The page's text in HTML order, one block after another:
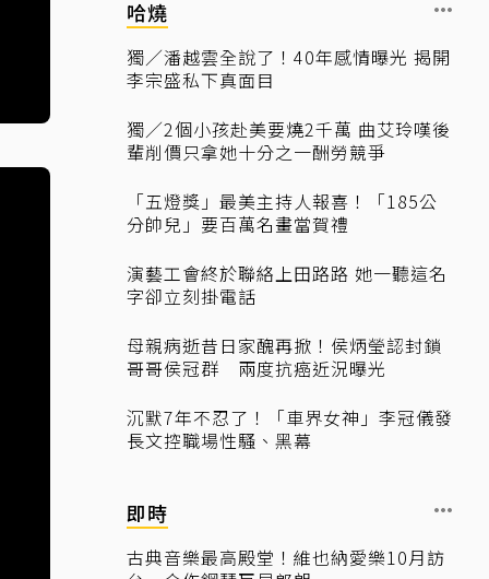
哈燒
獨／潘越雲全說了！40年感情曝光 揭開
李宗盛私下真面目
獨／2個小孩赴美要燒2千萬 曲艾玲嘆後
輩削價只拿她十分之一酬勞競爭
「五燈獎」最美主持人報喜！「185公
分帥兒」要百萬名畫當賀禮
演藝工會終於聯絡上田路路 她一聽這名
字卻立刻掛電話
母親病逝昔日家醜再掀！侯炳瑩認封鎖
哥哥侯冠群 兩度抗癌近況曝光
沉默7年不忍了！「車界女神」李冠儀發
長文控職場性騷、黑幕
即時
古典音樂最高殿堂！維也納愛樂10月訪